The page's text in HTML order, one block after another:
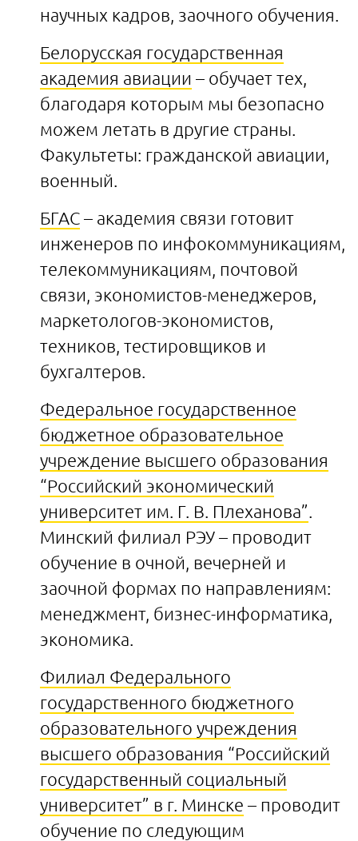
научных кадров, заочного обучения.
Белорусская государственная
академия авиации – обучает тех,
благодаря которым мы безопасно
можем летать в другие страны.
Факультеты: гражданской авиации,
военный.
БГАС– академия связи готовит
инженеров по инфокоммуникациям,
телекоммуникациям, почтовой
связи, экономистов-менеджеров,
маркетологов-экономистов,
техников, тестировщиков и
бухгалтеров.
Федеральное государственное
бюджетное образовательное
учреждение высшего образования
“Российский экономический
университет им. Г. В. Плеханова”
Минский филиал РЭУ – проводит
обучение в очной, вечерней и
заочной формах по направлениям:
менеджмент, бизнес-информатика,
экономика.
Филиал Федерального
государственного бюджетного
образовательного учреждения
высшего образования “Российский
государственный социальный
университет” в г. Минске – проводит
обучение по следующим